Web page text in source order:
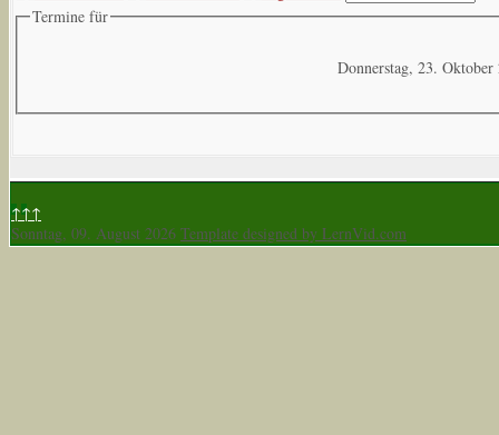
Termine für
Donnerstag, 23. Oktober
↑↑↑
Sonntag, 09. August 2026 Template designed by LernVid.com